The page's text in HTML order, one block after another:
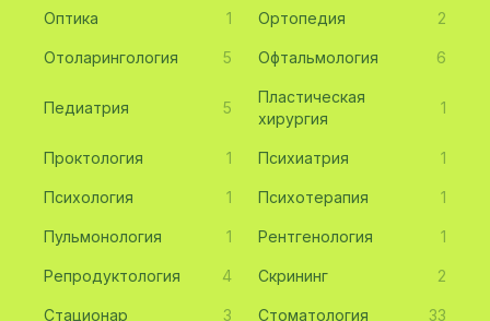
Оптика 1 Ортопедия 2
Отоларингология 5 Офтальмология 6
Педиатрия 5
Пластическая
хирургия
1
Проктология 1 Психиатрия 1
Психология 1 Психотерапия 1
Пульмонология 1 Рентгенология 1
Репродуктология 4 Скрининг 2
Стационар 3 Стоматология 33